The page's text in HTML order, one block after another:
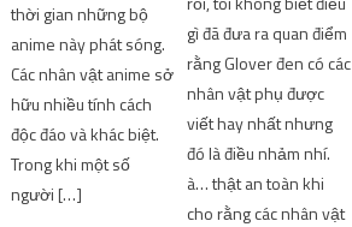
thời gian những bộ
anime này phát sóng.
Các nhân vật anime sở
hữu nhiều tính cách
độc đáo và khác biệt.
Trong khi một số
người […]
gì đã đưa ra quan điểm
rằng Glover đen có các
nhân vật phụ được
viết hay nhất nhưng
đó là điều nhảm nhí.
à… thật an toàn khi
cho rằng các nhân vật